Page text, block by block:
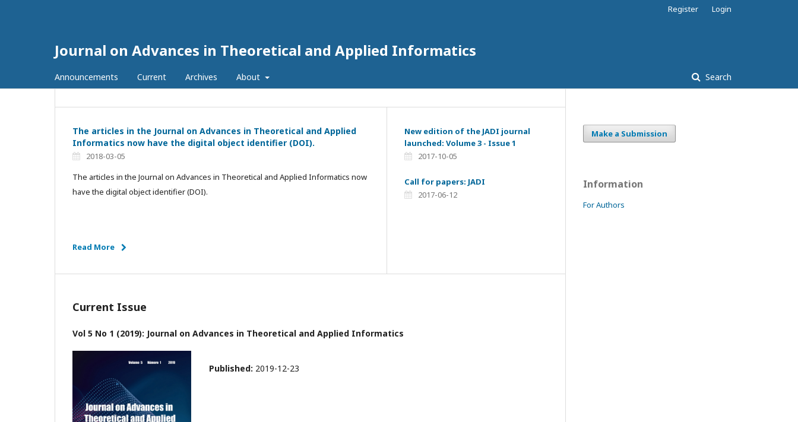
Journal on Advances in Theoretical and Applied Informatics
Announcements Current Archives About Search
Register Login
The articles in the Journal on Advances in Theoretical and Applied
Informatics now have the digital object identifier (DOI).
2018-03-05
The articles in the Journal on Advances in Theoretical and Applied Informatics now
have the digital object identifier (DOI).
Read More
New edition of the JADI journal
launched: Volume 3 - Issue 1
2017-10-05
Call for papers: JADI
2017-06-12
Current Issue
Vol 5 No 1 (2019): Journal on Advances in Theoretical and Applied Informatics
Published: 2019-12-23
Make a Submission
Information
For Authors